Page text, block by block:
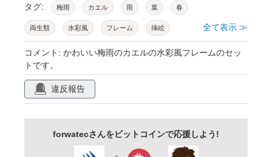
タグ: 梅雨 カエル 雨 葉 春
両生類 水彩風 フレーム 挿絵
あしらい かわいい シンプル セット
全て表示 ≫
コメント: かわいい梅雨のカエルの水彩風フレームのセッ
トです。
違反報告
forwatecさんをビットコインで応援しよう!